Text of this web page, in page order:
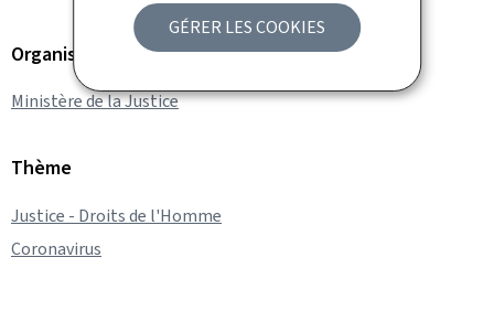
GÉRER LES COOKIES
Organisation
Ministère de la Justice
Thème
Justice - Droits de l'Homme
Coronavirus